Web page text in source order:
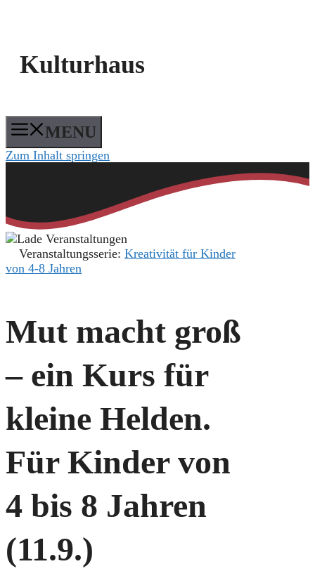
Kulturhaus
MENU
Zum Inhalt springen
Veranstaltungsserie: Kreativität für Kinder
von 4-8 Jahren
Mut macht groß
– ein Kurs für
kleine Helden.
Für Kinder von
4 bis 8 Jahren
(11.9.)